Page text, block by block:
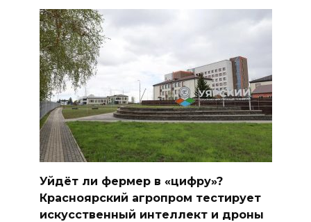
Уйдёт ли фермер в «цифру»?
Красноярский агропром тестирует
искусственный интеллект и дроны